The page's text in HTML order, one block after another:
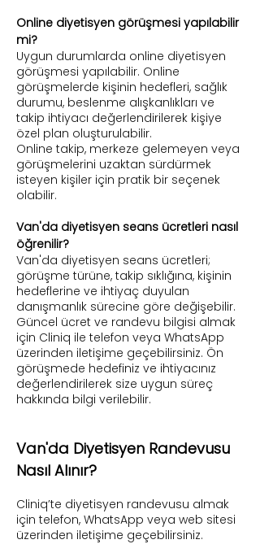
Online diyetisyen görüşmesi yapılabilir
mi?
Uygun durumlarda online diyetisyen
görüşmesi yapılabilir. Online
görüşmelerde kişinin hedefleri, sağlık
durumu, beslenme alışkanlıkları ve
takip ihtiyacı değerlendirilerek kişiye
özel plan oluşturulabilir.
Online takip, merkeze gelemeyen veya
görüşmelerini uzaktan sürdürmek
isteyen kişiler için pratik bir seçenek
olabilir.
Van'da diyetisyen seans ücretleri nasıl
öğrenilir?
Van'da diyetisyen seans ücretleri;
görüşme türüne, takip sıklığına, kişinin
hedeflerine ve ihtiyaç duyulan
danışmanlık sürecine göre değişebilir.
Güncel ücret ve randevu bilgisi almak
için Cliniq ile telefon veya WhatsApp
üzerinden iletişime geçebilirsiniz. Ön
görüşmede hedefiniz ve ihtiyacınız
değerlendirilerek size uygun süreç
hakkında bilgi verilebilir.
​​​Van'da Diyetisyen Randevusu
Nasıl Alınır?
Cliniq’te diyetisyen randevusu almak
için telefon, WhatsApp veya web sitesi
üzerinden iletişime geçebilirsiniz.